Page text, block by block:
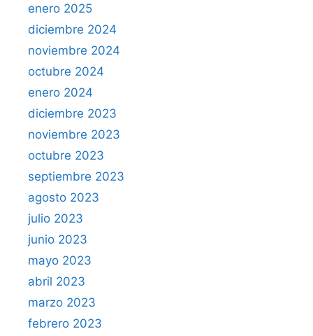
enero 2025
diciembre 2024
noviembre 2024
octubre 2024
enero 2024
diciembre 2023
noviembre 2023
octubre 2023
septiembre 2023
agosto 2023
julio 2023
junio 2023
mayo 2023
abril 2023
marzo 2023
febrero 2023